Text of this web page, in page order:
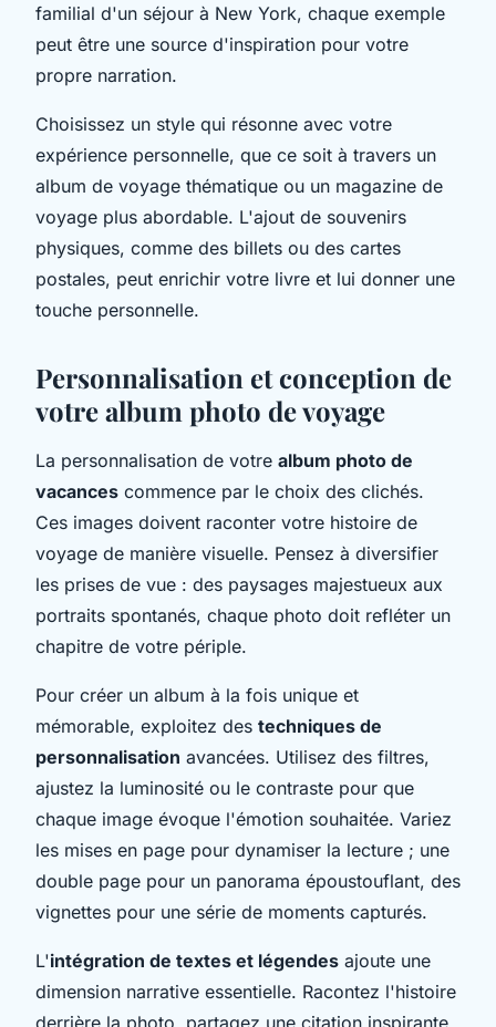
familial d'un séjour à New York, chaque exemple
peut être une source d'inspiration pour votre
propre narration.
Choisissez un style qui résonne avec votre
expérience personnelle, que ce soit à travers un
album de voyage thématique ou un magazine de
voyage plus abordable. L'ajout de souvenirs
physiques, comme des billets ou des cartes
postales, peut enrichir votre livre et lui donner une
touche personnelle.
Personnalisation et conception de
votre album photo de voyage
La personnalisation de votre album photo de
vacances commence par le choix des clichés.
Ces images doivent raconter votre histoire de
voyage de manière visuelle. Pensez à diversifier
les prises de vue : des paysages majestueux aux
portraits spontanés, chaque photo doit refléter un
chapitre de votre périple.
Pour créer un album à la fois unique et
mémorable, exploitez des techniques de
personnalisation avancées. Utilisez des filtres,
ajustez la luminosité ou le contraste pour que
chaque image évoque l'émotion souhaitée. Variez
les mises en page pour dynamiser la lecture ; une
double page pour un panorama époustouflant, des
vignettes pour une série de moments capturés.
L'intégration de textes et légendes ajoute une
dimension narrative essentielle. Racontez l'histoire
derrière la photo, partagez une citation inspirante